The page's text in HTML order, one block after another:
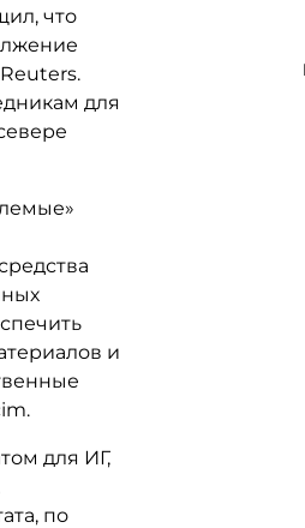
что
для
и
для ИГ,
по